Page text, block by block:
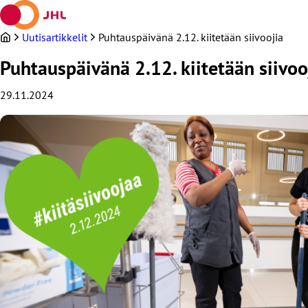
Siirry
sisältöön
Uutisartikkelit
Puhtauspäivänä 2.12. kiitetään siivoojia
Puhtauspäivänä 2.12. kiitetään
29.11.2024